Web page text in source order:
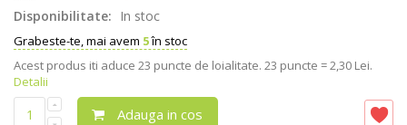
Disponibilitate: In stoc
Grabeste-te, mai avem 5în stoc
Acest produs iti aduce 23 puncte de loialitate. 23 puncte = 2,30 Lei.
Detalii
Adauga in cos